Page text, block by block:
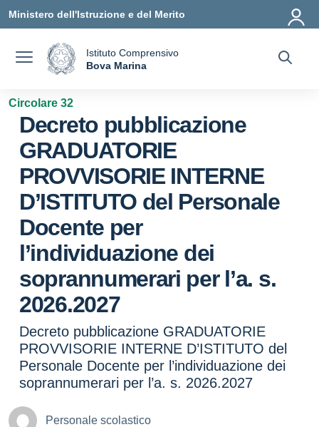
Ministero dell'Istruzione e del Merito
Istituto Comprensivo
Bova Marina
Circolare 32
Decreto pubblicazione
GRADUATORIE
PROVVISORIE INTERNE
D’ISTITUTO del Personale
Docente per
l’individuazione dei
soprannumerari per l’a. s.
2026.2027
Decreto pubblicazione GRADUATORIE
PROVVISORIE INTERNE D’ISTITUTO del
Personale Docente per l’individuazione dei
soprannumerari per l’a. s. 2026.2027
Personale scolastico